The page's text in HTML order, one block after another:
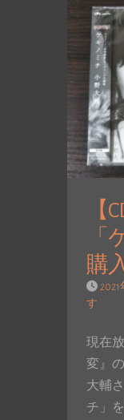
【
「
購
2021
す
現在
変』
大輔
チ」